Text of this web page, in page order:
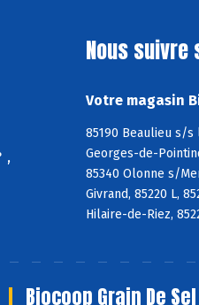
,
Nous suivre
Votre magasin
85190 Beaulieu s/s
Georges-de-
85340 Olonne s/
Givrand, 85220 L,
Hilaire-de-Riez,
Biocoop Grain De Sel